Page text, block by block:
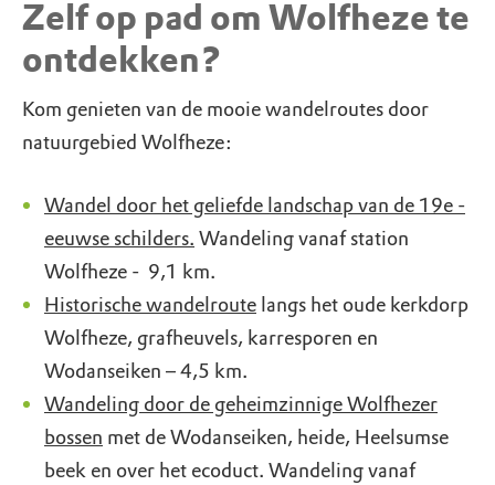
Zelf op pad om Wolfheze te
ontdekken?
Kom genieten van de mooie wandelroutes door
natuurgebied Wolfheze:
Wandel door het geliefde landschap van de 19e -
eeuwse schilders. Wandeling vanaf station
Wolfheze - 9,1 km.
Historische wandelroute langs het oude kerkdorp
Wolfheze, grafheuvels, karresporen en
Wodanseiken – 4,5 km.
Wandeling door de geheimzinnige Wolfhezer
bossen met de Wodanseiken, heide, Heelsumse
beek en over het ecoduct. Wandeling vanaf